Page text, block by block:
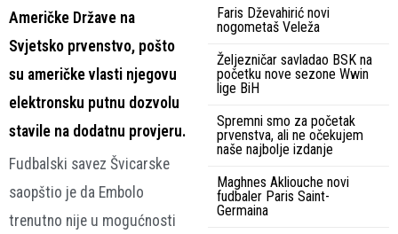
Američke Države na
Svjetsko prvenstvo, pošto
su američke vlasti njegovu
elektronsku putnu dozvolu
stavile na dodatnu provjeru.
Fudbalski savez Švicarske
saopštio je da Embolo
trenutno nije u mogućnosti
Faris Dževahirić novi
nogometaš Veleža
Željezničar savladao BSK na
početku nove sezone Wwin
lige BiH
Spremni smo za početak
prvenstva, ali ne očekujem
naše najbolje izdanje
Maghnes Akliouche novi
fudbaler Paris Saint-
Germaina